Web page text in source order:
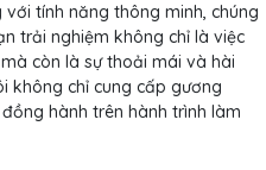
tính năng thông minh, chúng
trải nghiệm không chỉ là việc
còn là sự thoải mái và hài
không chỉ cung cấp gương
hành trên hành trình làm